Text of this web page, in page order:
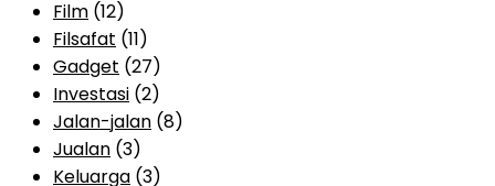
Film (12)
Filsafat (11)
Gadget (27)
Investasi (2)
Jalan-jalan (8)
Jualan (3)
Keluarga (3)